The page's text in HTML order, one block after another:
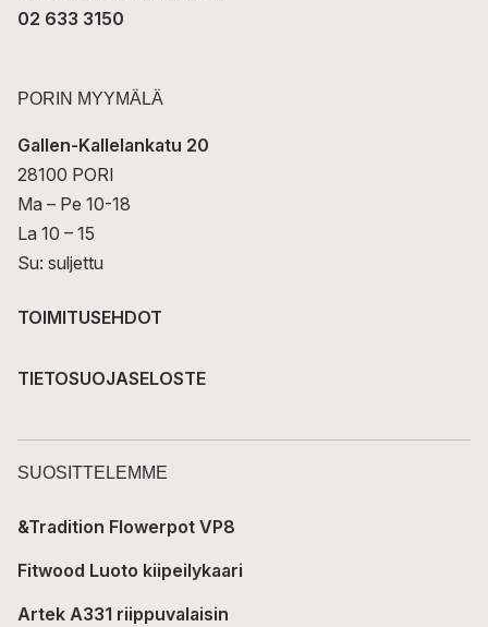
02 633 3150
PORIN MYYMÄLÄ
Gallen-Kallelankatu 20
28100 PORI
Ma – Pe 10-18
La 10 – 15
Su: suljettu
TOIMITUSEHDOT
TIETOSUOJASELOSTE
SUOSITTELEMME
&Tradition Flowerpot VP8
Fitwood Luoto kiipeilykaari
Artek A331 riippuvalaisin